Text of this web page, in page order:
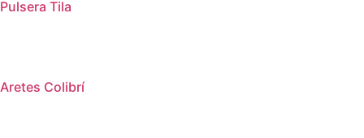
Pulsera Tila
Aretes Colibrí